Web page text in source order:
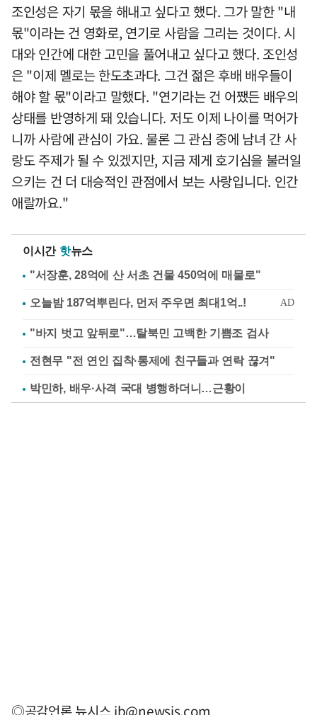
조인성은 자기 몫을 해내고 싶다고 했다. 그가 말한 "내
몫"이라는 건 영화로, 연기로 사람을 그리는 것이다. 시
대와 인간에 대한 고민을 풀어내고 싶다고 했다. 조인성
은 "이제 멜로는 한도초과다. 그건 젊은 후배 배우들이
해야 할 몫"이라고 말했다. "연기라는 건 어쨌든 배우의
상태를 반영하게 돼 있습니다. 저도 이제 나이를 먹어가
니까 사람에 관심이 가요. 물론 그 관심 중에 남녀 간 사
랑도 주제가 될 수 있겠지만, 지금 제게 호기심을 불러일
으키는 건 더 대승적인 관점에서 보는 사랑입니다. 인간
애랄까요."
이시간 핫뉴스
"서장훈, 28억에 산 서초 건물 450억에 매물로"
"바지 벗고 앞뒤로"…탈북민 고백한 기쁨조 검사
전현무 "전 연인 집착·통제에 친구들과 연락 끊겨"
박민하, 배우·사격 국대 병행하더니…근황이
◎공감언론 뉴시스 jb@newsis.com